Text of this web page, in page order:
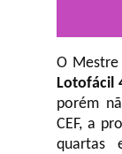
O
Lotofácil
porém
CEF, a
quartas